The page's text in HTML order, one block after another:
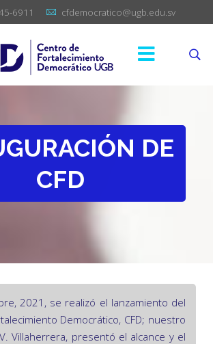
6911 cfdemocratico@ugb.edu.sv
DE
CFD
2021, se realizó el lanzamiento del
Democrático, CFD; nuestro
Villaherrera, presentó el alcance y el